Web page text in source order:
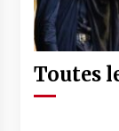
Toutes